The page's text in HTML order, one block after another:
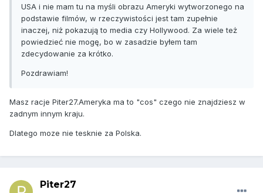
USA i nie mam tu na myśli obrazu Ameryki wytworzonego na
podstawie filmów, w rzeczywistości jest tam zupełnie
inaczej, niż pokazują to media czy Hollywood. Za wiele też
powiedzieć nie mogę, bo w zasadzie byłem tam
zdecydowanie za krótko.
Pozdrawiam!
Masz racje Piter27.Ameryka ma to "cos" czego nie znajdziesz w
zadnym innym kraju.
Dlatego moze nie tesknie za Polska.
Piter27